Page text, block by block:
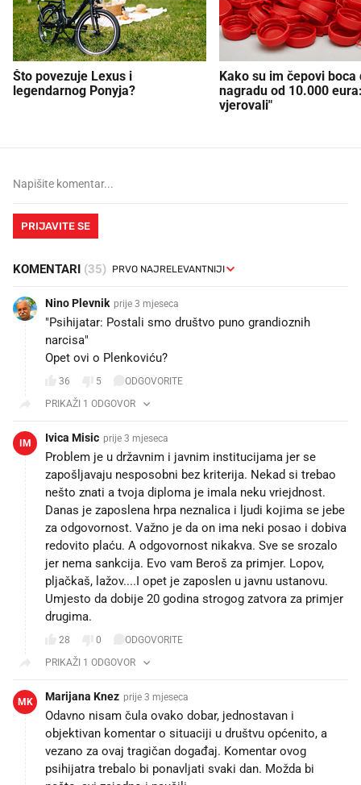
Što povezuje Lexus i
legendarnog Ponyja?
Kako su im čepovi boca
nagradu od 10.000
vjerovali"
PRIJAVITE SE
KOMENTARI (35)
Nino Plevnik prije 3 mjeseca
"Psihijatar: Postali smo društvo puno grandioznih
narcisa"
Opet ovi o Plenkoviću?
36 5
ODGOVORITE
PRIKAŽI 1 ODGOVOR
IM Ivica Misic prije 3 mjeseca
Problem je u državnim i javnim institucijama jer se
zapošljavaju nesposobni bez kriterija. Nekad si trebao
nešto znati a tvoja diploma je imala neku vriejdnost.
Danas je zaposlena hrpa neznalica i ljudi kojima se jebe
za odgovornost. Važno je da on ima neki posao i dobiva
redovito plaću. A odgovornost nikakva. Sve se srozalo
jer nema sankcija. Evo vam Beroš za primjer. Lopov,
pljačkaš, lažov....I opet je zaposlen u javnu ustanovu.
Umjesto da dobije 20 godina strogog zatvora za primjer
drugima.
28 0
ODGOVORITE
PRIKAŽI 1 ODGOVOR
MK Marijana Knez prije 3 mjeseca
Odavno nisam čula ovako dobar, jednostavan i
objektivan komentar o situaciji u društvu općenito, a
vezano za ovaj tragičan događaj. Komentar ovog
psihijatra trebalo bi ponavljati svaki dan. Možda bi